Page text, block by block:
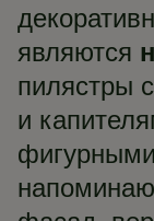
являются
пилястры
и